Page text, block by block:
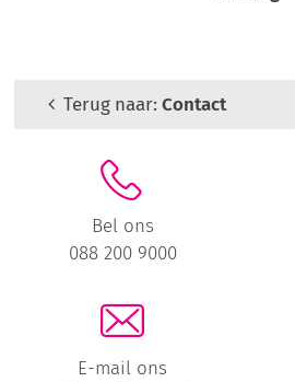
Terug naar:Contact
Bel ons
088 200 9000
E-mail ons